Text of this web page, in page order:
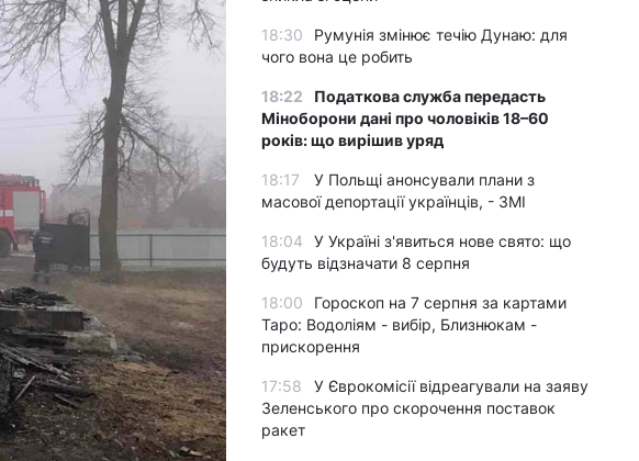
18:30
Румунія змінює течію Дунаю: для
чого вона це робить
18:22
Податкова служба передасть
Міноборони дані про чоловіків 18–60
років: що вирішив уряд
18:17
У Польщі анонсували плани з
масової депортації українців, - ЗМІ
18:04
У Україні з'явиться нове свято: що
будуть відзначати 8 серпня
18:00
Гороскоп на 7 серпня за картами
Таро: Водоліям - вибір, Близнюкам -
прискорення
17:58
У Єврокомісії відреагували на заяву
Зеленського про скорочення поставок
ракет